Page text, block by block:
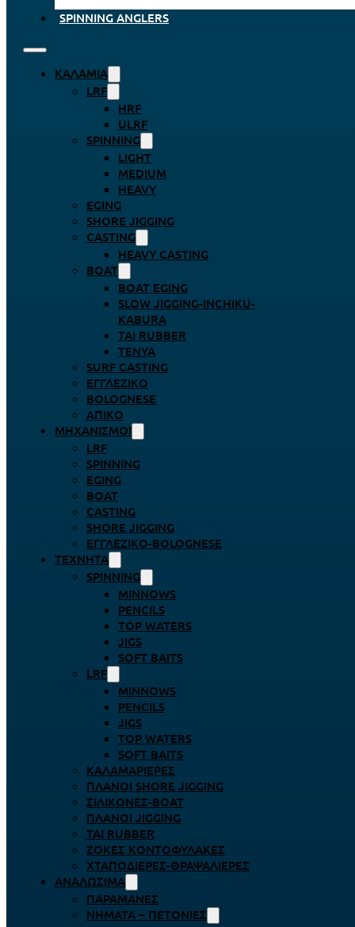
SPINNING ANGLERS
ΚΑΛΆΜΙΑ
LRF
HRF
ULRF
SPINNING
LIGHT
MEDIUM
HEAVY
EGING
SHORE JIGGING
CASTING
HEAVY CASTING
BOAT
BOAT EGING
SLOW JIGGING-INCHIKU-
KABURA
TAI RUBBER
TENYA
SURF CASTING
ΕΓΓΛΈΖΙΚΟ
BOLOGNESE
ΑΠΊΚΟ
ΜΗΧΑΝΙΣΜΟΊ
LRF
SPINNING
EGING
BOAT
CASTING
SHORE JIGGING
ΕΓΓΛΈΖΙΚΟ-BOLOGNESE
ΤΕΧΝΗΤΆ
SPINNING
MINNOWS
PENCILS
TOP WATERS
JIGS
SOFT BAITS
LRF
MINNOWS
PENCILS
JIGS
TOP WATERS
SOFT BAITS
ΚΑΛΑΜΑΡΙΈΡΕΣ
ΠΛΆΝΟΙ SHORE JIGGING
ΣΙΛΙΚΌΝΕΣ-BOAT
ΠΛΆΝΟΙ JIGGING
TAI RUBBER
ΖΌΚΕΣ ΚΟΝΤΟΦΎΛΑΚΕΣ
ΧΤΑΠΟΔΙΈΡΕΣ-ΘΡΑΨΑΛΙΈΡΕΣ
ΑΝΑΛΏΣΙΜΑ
ΠΑΡΑΜΆΝΕΣ
ΝΉΜΑΤΑ – ΠΕΤΟΝΙΈΣ